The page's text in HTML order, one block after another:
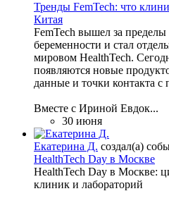
Тренды FemTech: что
Китая
FemTech вышел за
беременности и стал
мировом HealthTech.
появляются новые
данные и точки контакта с
Вместе с Ириной Евдок...
30 июня
Екатерина Д. создал(а)
HealthTech Day в Москве
HealthTech Day в Москве:
клиник и лабораторий